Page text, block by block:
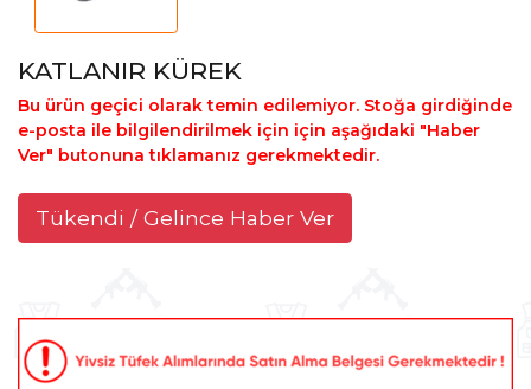
KATLANIR KÜREK
Bu ürün geçici olarak temin edilemiyor. Stoğa girdiğinde
e-posta ile bilgilendirilmek için için aşağıdaki "Haber
Ver" butonuna tıklamanız gerekmektedir.
Tükendi / Gelince Haber Ver